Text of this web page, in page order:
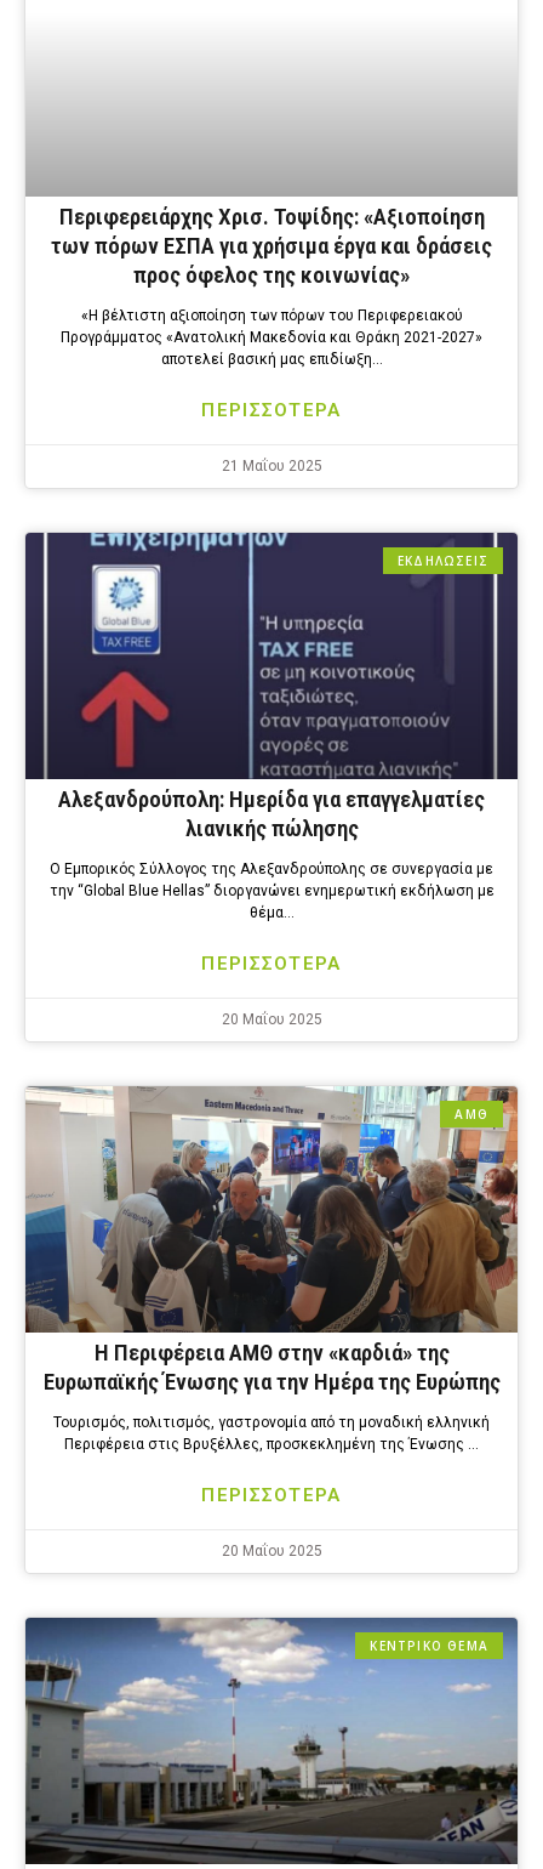
Περιφερειάρχης Χρισ. Τοψίδης: «Αξιοποίηση
των πόρων ΕΣΠΑ για χρήσιμα έργα και δράσεις
προς όφελος της κοινωνίας»
«Η βέλτιστη αξιοποίηση των πόρων του Περιφερειακού
Προγράμματος «Ανατολική Μακεδονία και Θράκη 2021-2027»
αποτελεί βασική μας επιδίωξη…
ΠΕΡΙΣΣΟΤΕΡΑ
21 Μαΐου 2025
ΕΚΔΗΛΩΣΕΙΣ
Αλεξανδρούπολη: Ημερίδα για επαγγελματίες
λιανικής πώλησης
Ο Εμπορικός Σύλλογος της Αλεξανδρούπολης σε συνεργασία με
την “Global Blue Hellas” διοργανώνει ενημερωτική εκδήλωση με
θέμα…
ΠΕΡΙΣΣΟΤΕΡΑ
20 Μαΐου 2025
ΑΜΘ
Η Περιφέρεια ΑΜΘ στην «καρδιά» της
Ευρωπαϊκής Ένωσης για την Ημέρα της Ευρώπης
Τουρισμός, πολιτισμός, γαστρονομία από τη μοναδική ελληνική
Περιφέρεια στις Βρυξέλλες, προσκεκλημένη της Ένωσης …
ΠΕΡΙΣΣΟΤΕΡΑ
20 Μαΐου 2025
ΚΕΝΤΡΙΚΟ ΘΕΜΑ